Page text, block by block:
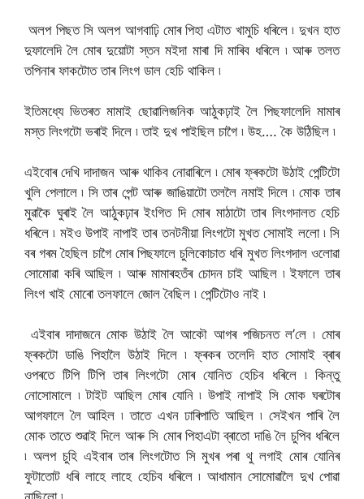
অলপ পিছত সি অলপ আগবাঢ়ি মোৰ পিহা এটাত খামুচি ধৰিলে ৷ দুখন হাত
দুফালেদি লৈ মোৰ দুয়োটা স্তন মইদা মাৰা দি মাৰিব ধৰিলে ৷ আৰু তলত
তপিনাৰ ফাকটোত তাৰ লিংগ ডাল হেচি থাকিল ৷
ইতিমধ্যে ভিতৰত মামাই ছোৱালিজনিক আঠুকঢ়াই লৈ পিছফালেদি মামাৰ
মস্ত লিংগটো ভৰাই দিলে ৷ তাই দুখ পাইছিল চাগৈ ৷ উহ…. কৈ উঠিছিল ৷
এইবোৰ দেখি দাদাজন আৰু থাকিব নোৱাৰিলে ৷ মোৰ ফ্ৰকটো উঠাই পেন্টিটো
খুলি পেলালে ৷ সি তাৰ পেন্ট আৰু জাঙিয়াটো তললৈ নমাই দিলে ৷ মোক তাৰ
মুৱাকৈ ঘুৰাই লৈ আঠুকঢ়াৰ ইংগিত দি মোৰ মাঠাটো তাৰ লিংগদালত হেচি
ধৰিলে ৷ মইও উপাই নাপাই তাৰ তনটনীয়া লিংগটো মুখত সোমাই ললো ৷ সি
বৰ গৰম হৈছিল চাগৈ মোৰ পিছফালে চুলিকোচাত ধৰি মুখত লিংগদাল ওলোৱা
সোমোৱা কৰি আছিল ৷ আৰু মামাৰহতঁৰ চোদন চাই আছিল ৷ ইফালে তাৰ
লিংগ খাই মোৰো তলফালে জোল বৈছিল ৷ পেন্টিটোও নাই ৷
এইবাৰ দাদাজনে মোক উঠাই লৈ আকৌ আগৰ পজিচনত ল’লে ৷ মোৰ
ফ্ৰকটো ডাঙি পিহালৈ উঠাই দিলে ৷ ফ্ৰকৰ তলেদি হাত সোমাই ব্ৰাৰ
ওপৰতে টিপি টিপি তাৰ লিংগটো মোৰ যোনিত হেচিব ধৰিলে ৷ কিন্তু
নোসোমালে ৷ টাইট আছিল মোৰ যোনি ৷ উপাই নাপাই সি মোক ঘৰটোৰ
আগফালে লৈ আহিল ৷ তাতে এখন ঢাৰিপাতি আছিল ৷ সেইখন পাৰি লৈ
মোক তাতে শুৱাই দিলে আৰু সি মোৰ পিহাএটা ব্ৰাতো দাঙি লৈ চুপিব ধৰিলে
৷ অলপ চুহি এইবাৰ তাৰ লিংগটোত সি মুখৰ পৰা থু লগাই মোৰ যোনিৰ
ফুটাতোট ধৰি লাহে লাহে হেচিব ধৰিলে ৷ আধামান সোমোৱালৈ দুখ পোৱা